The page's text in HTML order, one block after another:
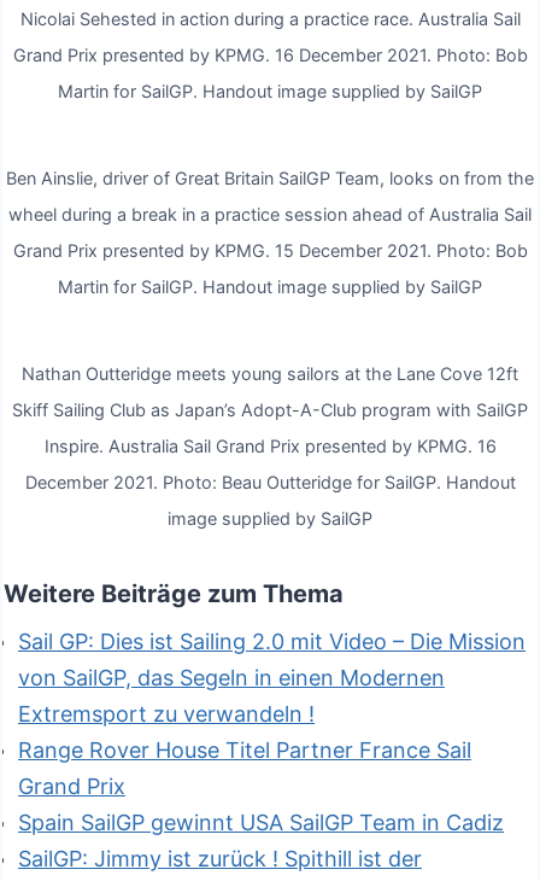
Team wäre es ein großes Statement, hier zu
gewinnen.“
Pathway Program (WPP) erleben, bei dem
Athletinnen bei der vorherigen Veranstaltung in
Spanien zum ersten Mal an Bord der F50
während des Rennens waren. Wieder einmal
darunter Grinding, Taktik und Kommunikation.
Slingsby sagte, er könne es kaum erwarten, Nina
Curtis wieder an Bord zu haben und zu spüren,
wie es ist, auf heimischen Gewässern vor
Slingsby sagte: „Ich denke, es wird großartig für
Nina, sie ist unser Glücksbringer; Sie ist eins zu
eins, ein Rennen, ein Sieg. Sie ist einfach eine tolle
Ergänzung für uns, Nina ist total aufgeregt und
ihr Enthusiasmus ist wirklich ansteckend für unser
Team.“
Nicolai Sehested in action during a practice race. Australia Sail
Grand Prix presented by KPMG. 16 December 2021. Photo: Bob
Martin for SailGP. Handout image supplied by SailGP
Ben Ainslie, driver of Great Britain SailGP Team, looks on from the
wheel during a break in a practice session ahead of Australia Sail
Grand Prix presented by KPMG. 15 December 2021. Photo: Bob
Martin for SailGP. Handout image supplied by SailGP
Nathan Outteridge meets young sailors at the Lane Cove 12ft
Skiff Sailing Club as Japan’s Adopt-A-Club program with SailGP
Inspire. Australia Sail Grand Prix presented by KPMG. 16
December 2021. Photo: Beau Outteridge for SailGP. Handout
image supplied by SailGP
Weitere Beiträge zum Thema
Sail GP: Dies ist Sailing 2.0 mit Video – Die Mission
von SailGP, das Segeln in einen Modernen
Extremsport zu verwandeln !
Range Rover House Titel Partner France Sail
Grand Prix
Spain SailGP gewinnt USA SailGP Team in Cadiz
SailGP: Jimmy ist zurück ! Spithill ist der